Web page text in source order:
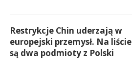
Restrykcje Chin uderzają w
europejski przemysł. Na liście
są dwa podmioty z Polski